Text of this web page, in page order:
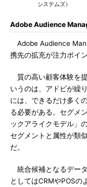
システムズ）
Adobe Audience
Adobe Audience
携先の拡充が注力ポイ
質の高い顧客体験を
いうのは、アドビが繰
には、できるだけ多く
る必要がある。セグメ
ックアライクモデル」
セグメントと属性が類
だ。
統合候補となるデー
としてはCRMやPOSの